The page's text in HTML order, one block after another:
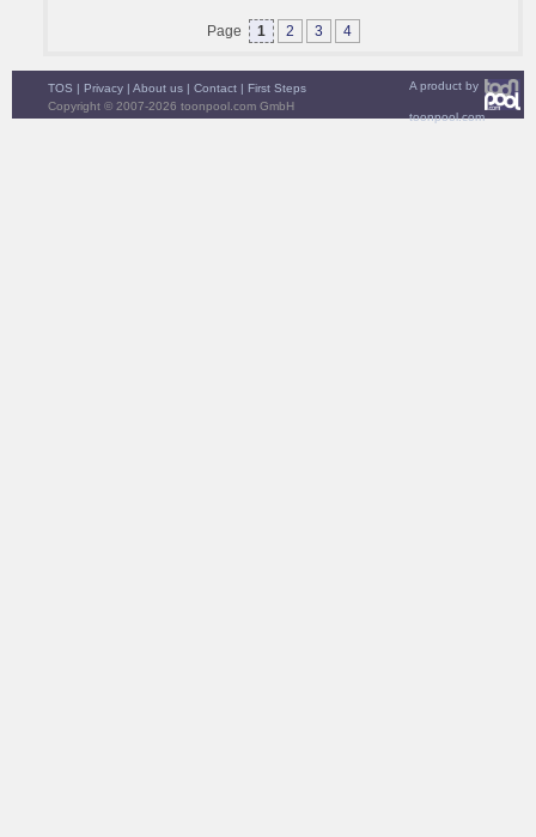
Page 1 2 3 4
A product by
toonpool.com
TOS | Privacy | About us | Contact | First Steps
Copyright © 2007-2026 toonpool.com GmbH